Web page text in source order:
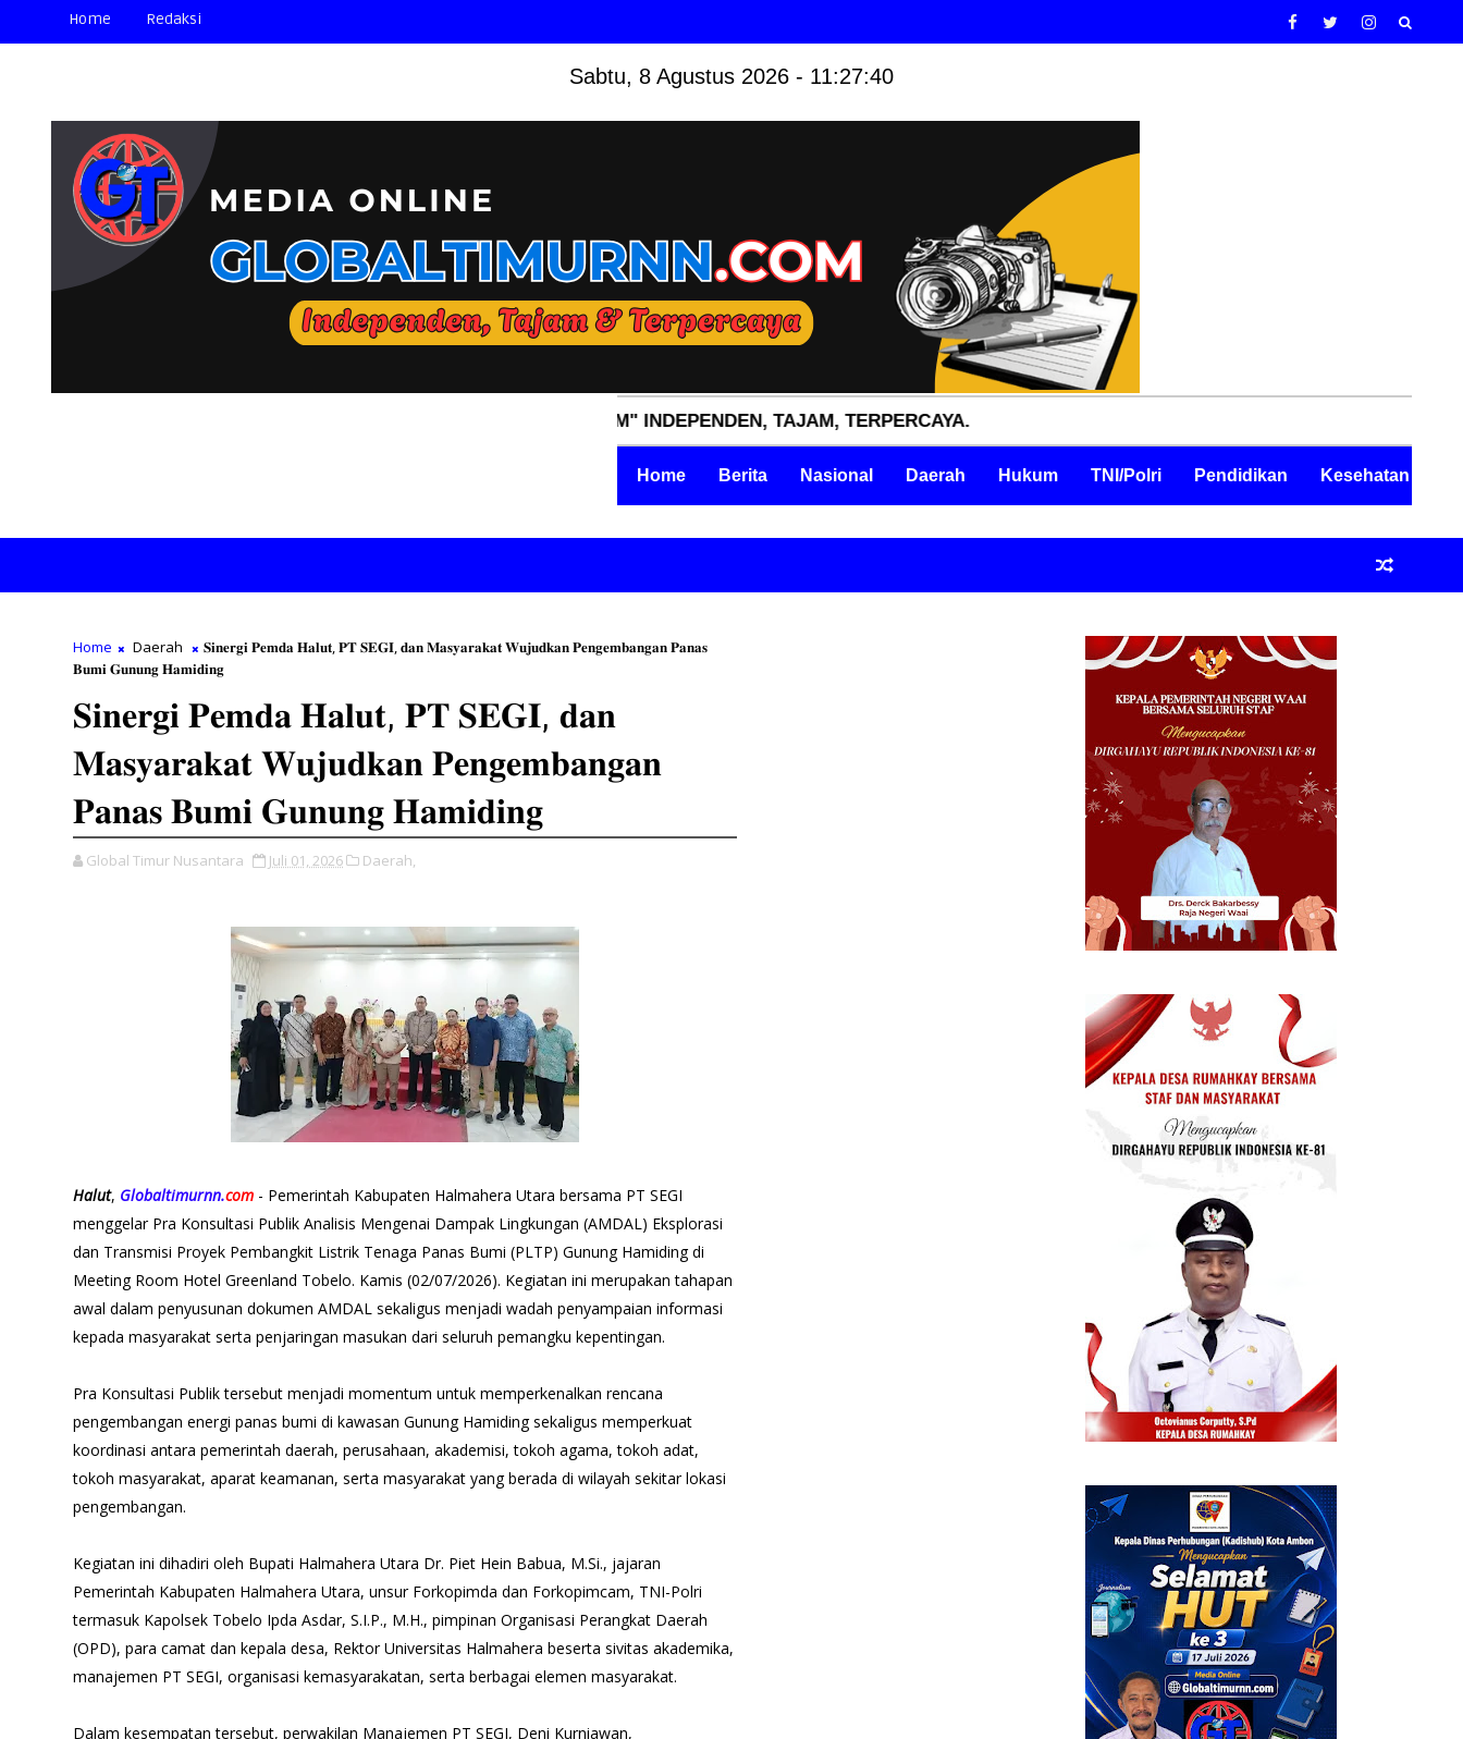
Home Redaksi
Sabtu, 8 Agustus 2026 - 11:27:41
DATANG DI MEDIA ONLINE "GLOBALTIMURNN.COM" INDEPENDEN, TAJAM, TERPERCAYA.
Home Berita Nasional Daerah Hukum TNI/Polri Pendidikan Kesehatan
Home Daerah
𝐒𝐢𝐧𝐞𝐫𝐠𝐢 𝐏𝐞𝐦𝐝𝐚 𝐇𝐚𝐥𝐮𝐭, 𝐏𝐓 𝐒𝐄𝐆𝐈, 𝐝𝐚𝐧 𝐌𝐚𝐬𝐲𝐚𝐫𝐚𝐤𝐚𝐭 𝐖𝐮𝐣𝐮𝐝𝐤𝐚𝐧 𝐏𝐞𝐧𝐠𝐞𝐦𝐛𝐚𝐧𝐠𝐚𝐧 𝐏𝐚𝐧𝐚𝐬
𝐁𝐮𝐦𝐢 𝐆𝐮𝐧𝐮𝐧𝐠 𝐇𝐚𝐦𝐢𝐝𝐢𝐧𝐠
𝐒𝐢𝐧𝐞𝐫𝐠𝐢 𝐏𝐞𝐦𝐝𝐚 𝐇𝐚𝐥𝐮𝐭, 𝐏𝐓 𝐒𝐄𝐆𝐈, 𝐝𝐚𝐧
𝐌𝐚𝐬𝐲𝐚𝐫𝐚𝐤𝐚𝐭 𝐖𝐮𝐣𝐮𝐝𝐤𝐚𝐧 𝐏𝐞𝐧𝐠𝐞𝐦𝐛𝐚𝐧𝐠𝐚𝐧
𝐏𝐚𝐧𝐚𝐬 𝐁𝐮𝐦𝐢 𝐆𝐮𝐧𝐮𝐧𝐠 𝐇𝐚𝐦𝐢𝐝𝐢𝐧𝐠
Global Timur Nusantara Juli 01, 2026 Daerah,
Halut, Globaltimurnn.com - Pemerintah Kabupaten Halmahera Utara bersama PT SEGI
menggelar Pra Konsultasi Publik Analisis Mengenai Dampak Lingkungan (AMDAL) Eksplorasi
dan Transmisi Proyek Pembangkit Listrik Tenaga Panas Bumi (PLTP) Gunung Hamiding di
Meeting Room Hotel Greenland Tobelo. Kamis (02/07/2026). Kegiatan ini merupakan tahapan
awal dalam penyusunan dokumen AMDAL sekaligus menjadi wadah penyampaian informasi
kepada masyarakat serta penjaringan masukan dari seluruh pemangku kepentingan.
Pra Konsultasi Publik tersebut menjadi momentum untuk memperkenalkan rencana
pengembangan energi panas bumi di kawasan Gunung Hamiding sekaligus memperkuat
koordinasi antara pemerintah daerah, perusahaan, akademisi, tokoh agama, tokoh adat,
tokoh masyarakat, aparat keamanan, serta masyarakat yang berada di wilayah sekitar lokasi
pengembangan.
Kegiatan ini dihadiri oleh Bupati Halmahera Utara Dr. Piet Hein Babua, M.Si., jajaran
Pemerintah Kabupaten Halmahera Utara, unsur Forkopimda dan Forkopimcam, TNI-Polri
termasuk Kapolsek Tobelo Ipda Asdar, S.I.P., M.H., pimpinan Organisasi Perangkat Daerah
(OPD), para camat dan kepala desa, Rektor Universitas Halmahera beserta sivitas akademika,
manajemen PT SEGI, organisasi kemasyarakatan, serta berbagai elemen masyarakat.
Dalam kesempatan tersebut, perwakilan Manajemen PT SEGI, Deni Kurniawan,